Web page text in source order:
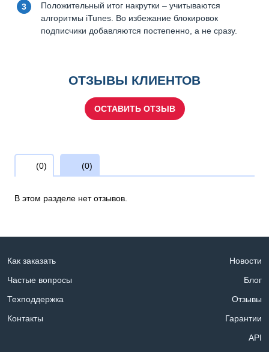
Положительный итог накрутки – учитываются
алгоритмы iTunes. Во избежание блокировок
подписчики добавляются постепенно, а не сразу.
ОТЗЫВЫ КЛИЕНТОВ
ОСТАВИТЬ ОТЗЫВ
(0) (0)
В этом разделе нет отзывов.
Как заказать
Частые вопросы
Техподдержка
Контакты
Новости
Блог
Отзывы
Гарантии
API